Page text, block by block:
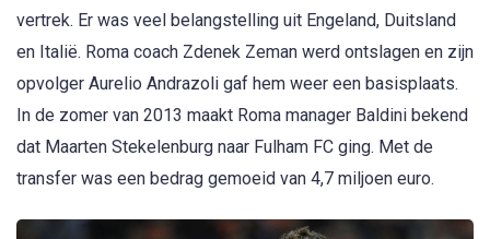
vertrek. Er was veel belangstelling uit Engeland, Duitsland
en Italië. Roma coach Zdenek Zeman werd ontslagen en zijn
opvolger Aurelio Andrazoli gaf hem weer een basisplaats.
In de zomer van 2013 maakt Roma manager Baldini bekend
dat Maarten Stekelenburg naar Fulham FC ging. Met de
transfer was een bedrag gemoeid van 4,7 miljoen euro.